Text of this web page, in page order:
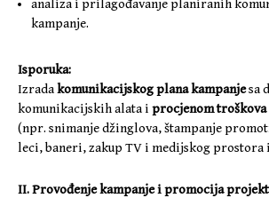
analiza i prilagođavanje planiranih
kampanje.
Isporuka:
Izradakomunikacijskog plana kampanjesa
komunikacijskih alata i procjenom troškova
(npr. snimanje džinglova, štampanje
leci, baneri, zakup TV i medijskog prostora
II. Provođenje kampanje i promocija